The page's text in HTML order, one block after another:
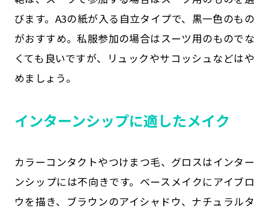
びます。A3の紙が入る自立タイプで、黒一色のもの
がおすすめ。私服参加の場合はスーツ用のものでな
くても良いですが、リュックやサコッシュなどはや
めましょう。
インターンシップに適したメイク
カラーコンタクトやつけまつ毛、グロスはインター
ンシップには不向きです。ベースメイクにアイブロ
ウを描き、ブラウンのアイシャドウ、ナチュラルタ